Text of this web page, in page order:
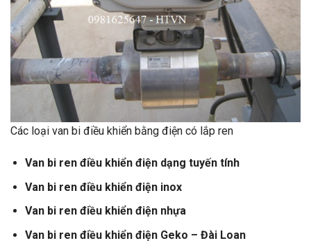
Các loại van bi điều khiển bằng điện có lắp ren
Van bi ren điều khiển điện dạng tuyến tính
Van bi ren điều khiển điện inox
Van bi ren điều khiển điện nhựa
Van bi ren điều khiển điện Geko – Đài Loan